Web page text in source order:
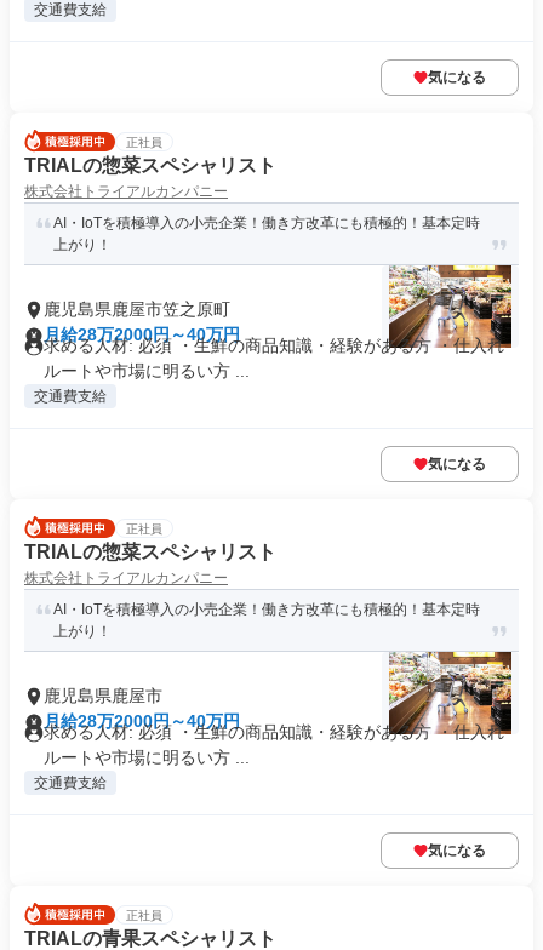
交通費支給
気になる
正社員
TRIALの惣菜スペシャリスト
株式会社トライアルカンパニー
AI・IoTを積極導入の小売企業！働き方改革にも積極的！基本定時
上がり！
鹿児島県鹿屋市笠之原町
月給28万2000円～40万円
求める人材: 必須 ・生鮮の商品知識・経験がある方 ・仕入れ
ルートや市場に明るい方 ...
交通費支給
気になる
正社員
TRIALの惣菜スペシャリスト
株式会社トライアルカンパニー
AI・IoTを積極導入の小売企業！働き方改革にも積極的！基本定時
上がり！
鹿児島県鹿屋市
月給28万2000円～40万円
求める人材: 必須 ・生鮮の商品知識・経験がある方 ・仕入れ
ルートや市場に明るい方 ...
交通費支給
気になる
正社員
TRIALの青果スペシャリスト